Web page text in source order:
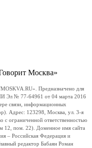
Москва»
Предназначено для
Эл № 77-64961 от 04 марта 2016
связи, информационных
Адрес: 123298, Москва, ул. 3-я
ограниченной ответственностью
пом. 22). Доменное имя сайта
– Российская Федерация и
редактор Бабаян Роман